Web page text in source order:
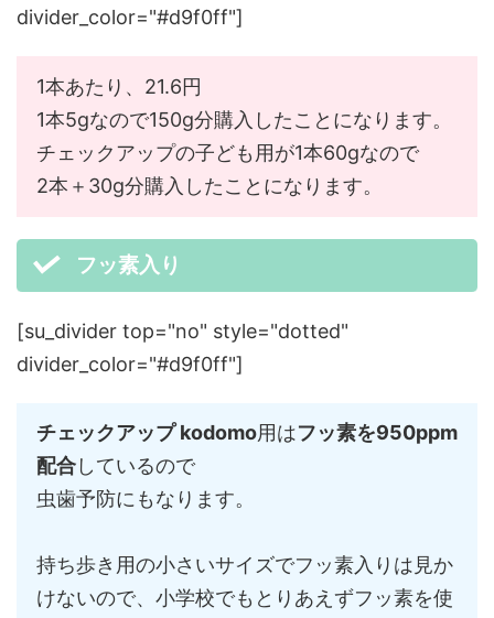
divider_color="#d9f0ff"]
1本あたり、21.6円
1本5gなので150g分購入したことになります。
チェックアップの子ども用が1本60gなので
2本＋30g分購入したことになります。
フッ素入り
[su_divider top="no" style="dotted"
divider_color="#d9f0ff"]
チェックアップ kodomo用はフッ素を950ppm
配合しているので
虫歯予防にもなります。
持ち歩き用の小さいサイズでフッ素入りは見か
けないので、小学校でもとりあえずフッ素を使